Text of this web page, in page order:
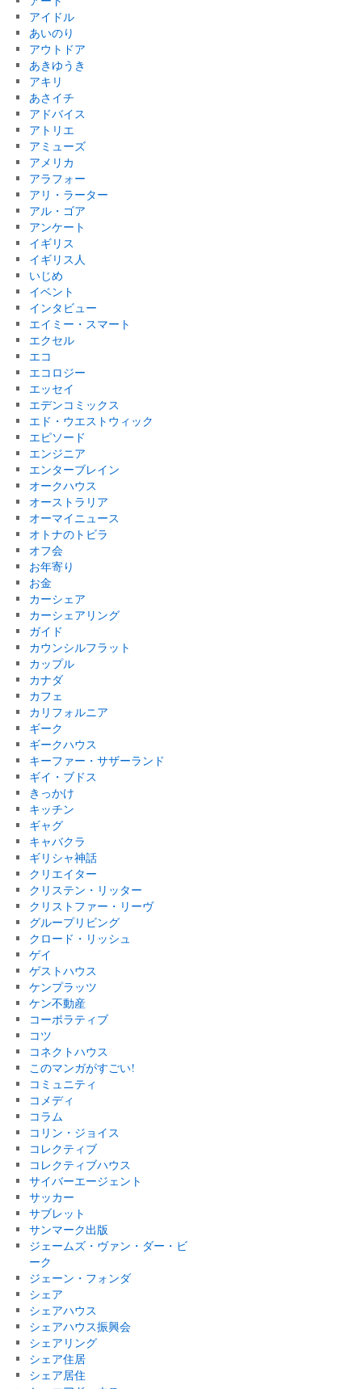
アイドル
あいのり
アウトドア
あきゆうき
アキリ
あさイチ
アドバイス
アトリエ
アミューズ
アメリカ
アラフォー
アリ・ラーター
アル・ゴア
アンケート
イギリス
イギリス人
いじめ
イベント
インタビュー
エイミー・スマート
エクセル
エコ
エコロジー
エッセイ
エデンコミックス
エド・ウエストウィック
エピソード
エンジニア
エンターブレイン
オークハウス
オーストラリア
オーマイニュース
オトナのトビラ
オフ会
お年寄り
お金
カーシェア
カーシェアリング
ガイド
カウンシルフラット
カップル
カナダ
カフェ
カリフォルニア
ギーク
ギークハウス
キーファー・サザーランド
ギイ・ブドス
きっかけ
キッチン
ギャグ
キャバクラ
ギリシャ神話
クリエイター
クリステン・リッター
クリストファー・リーヴ
グループリビング
クロード・リッシュ
ゲイ
ゲストハウス
ケンプラッツ
ケン不動産
コーポラティブ
コツ
コネクトハウス
このマンガがすごい!
コミュニティ
コメディ
コラム
コリン・ジョイス
コレクティブ
コレクティブハウス
サイバーエージェント
サッカー
サブレット
サンマーク出版
ジェームズ・ヴァン・ダー・ビ
ーク
ジェーン・フォンダ
シェア
シェアハウス
シェアハウス振興会
シェアリング
シェア住居
シェア居住